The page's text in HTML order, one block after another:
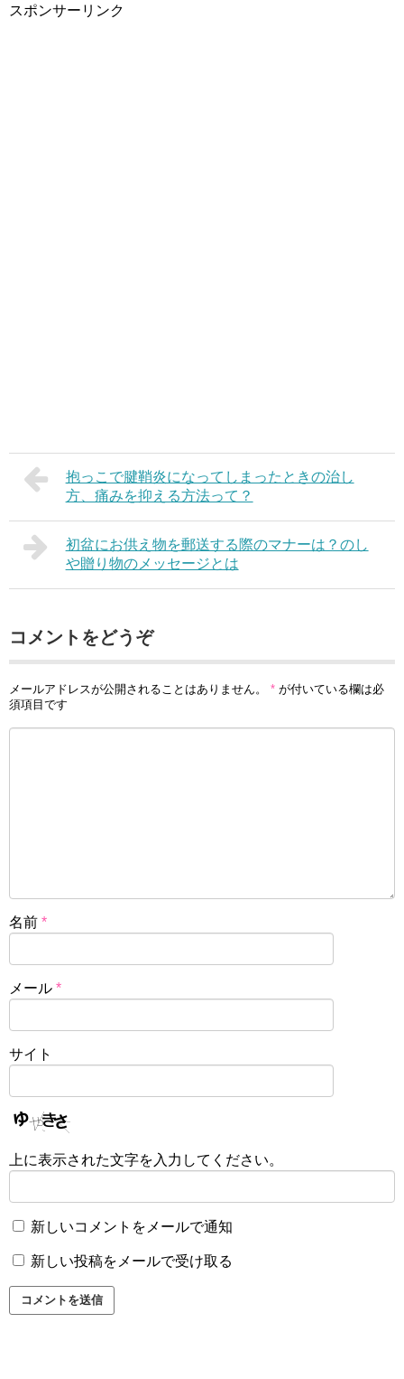
スポンサーリンク
抱っこで腱鞘炎になってしまったときの治し
方、痛みを抑える方法って？
初盆にお供え物を郵送する際のマナーは？のし
や贈り物のメッセージとは
コメントをどうぞ
メールアドレスが公開されることはありません。 * が付いている欄は必
須項目です
名前 *
メール *
サイト
上に表示された文字を入力してください。
新しいコメントをメールで通知
新しい投稿をメールで受け取る